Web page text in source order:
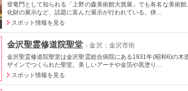
登竜門として知られる「上野の森美術館大賞展」でも有名な美術
化財の展示など、話題に富んだ展示が行われている。併...
スポット情報を見る
金沢聖霊修道院聖堂 - 金沢：金沢市街
金沢聖霊修道院聖堂は金沢聖霊総合病院にある1931年(昭和6)の木
ザインでつくられた聖堂。美しいアーチや金箔や黒塗り...
スポット情報を見る